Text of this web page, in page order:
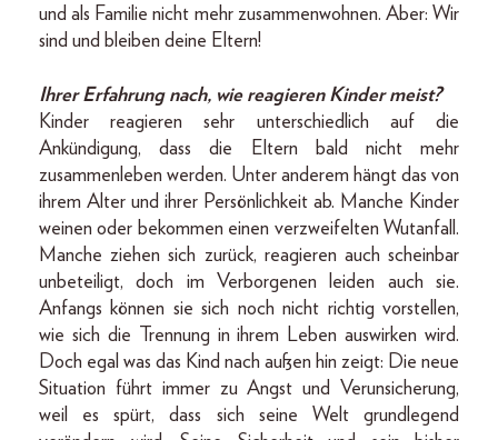
und als Familie nicht mehr zusammenwohnen. Aber: Wir
sind und bleiben deine Eltern!
Ihrer Erfahrung nach, wie reagieren Kinder meist?
Kinder reagieren sehr unterschiedlich auf die
Ankündigung, dass die Eltern bald nicht mehr
zusammenleben werden. Unter anderem hängt das von
ihrem Alter und ihrer Persönlichkeit ab. Manche Kinder
weinen oder bekommen einen verzweifelten Wutanfall.
Manche ziehen sich zurück, reagieren auch scheinbar
unbeteiligt, doch im Verborgenen leiden auch sie.
Anfangs können sie sich noch nicht richtig vorstellen,
wie sich die Trennung in ihrem Leben auswirken wird.
Doch egal was das Kind nach außen hin zeigt: Die neue
Situation führt immer zu Angst und Verunsicherung,
weil es spürt, dass sich seine Welt grundlegend